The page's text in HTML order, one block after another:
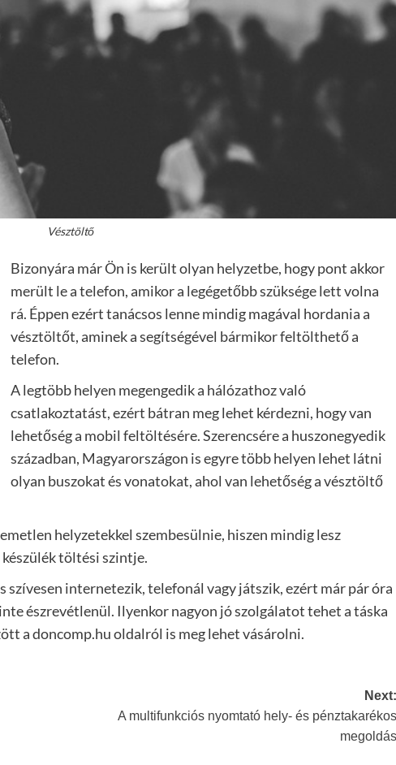
Vésztöltő
Bizonyára már Ön is került olyan helyzetbe, hogy pont akkor
merült le a telefon, amikor a legégetőbb szüksége lett volna
rá. Éppen ezért tanácsos lenne mindig magával hordania a
vésztöltőt, aminek a segítségével bármikor feltölthető a
telefon.
A legtöbb helyen megengedik a hálózathoz való
csatlakoztatást, ezért bátran meg lehet kérdezni, hogy van
lehetőség a mobil feltöltésére. Szerencsére a huszonegyedik
században, Magyarországon is egyre több helyen lehet látni
olyan buszokat és vonatokat, ahol van lehetőség a vésztöltő
helyzetekkel szembesülnie, hiszen mindig lesz
készülék töltési szintje.
szívesen internetezik, telefonál vagy játszik, ezért már pár óra
észrevétlenül. Ilyenkor nagyon jó szolgálatot tehet a táska
a doncomp.hu oldalról is meg lehet vásárolni.
Next:
A multifunkciós nyomtató hely- és pénztakarékos
megoldás